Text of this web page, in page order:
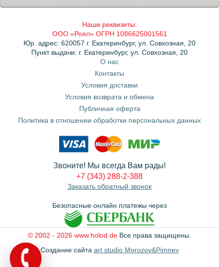
Наши реквизиты:
ООО «Роял» ОГРН 1086625001561
Юр. адрес: 620057 г. Екатеринбург, ул. Совхозная, 20
Пункт выдачи: г. Екатеринбург, ул. Совхозная, 20
О нас
Контакты
Условия доставки
Условия возврата и обмена
Публичная оферта
Политика в отношении обработки персональных данных
Звоните! Мы всегда Вам рады!
+7 (343) 288-2-388
Заказать обратный звонок
Безопасные онлайн платежы через
© 2002 - 2026 www.holod.de Все права защищены.
Создание сайта art studio Morozov&Pimnev